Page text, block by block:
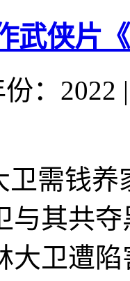
武侠片
份：2022 |
卫需钱
与其共
大卫遭